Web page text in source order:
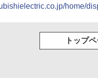
home/
トップ